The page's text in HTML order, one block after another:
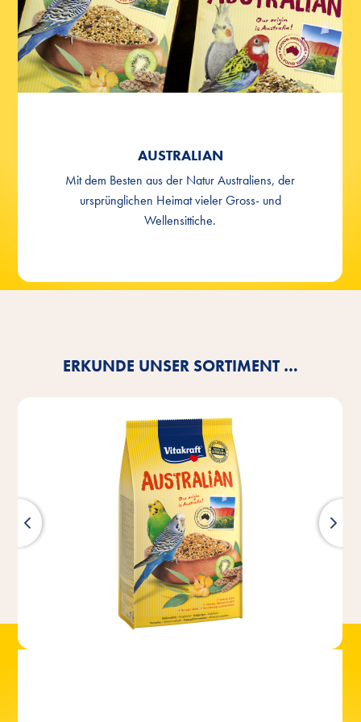
AUSTRALIAN
Mit dem Besten aus der Natur Australiens, der
ursprünglichen Heimat vieler Gross- und
Wellensittiche.
ERKUNDE UNSER SORTIMENT …